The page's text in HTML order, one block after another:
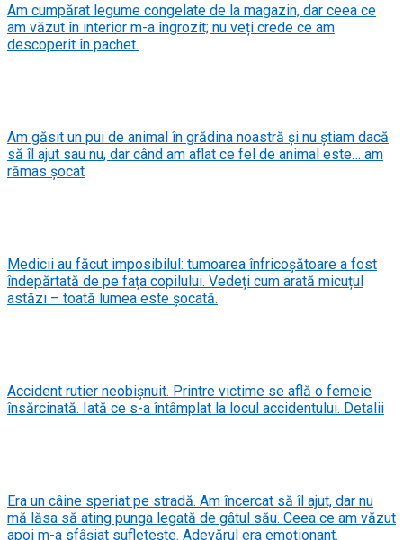
Am cumpărat legume congelate de la magazin, dar ceea ce
am văzut în interior m-a îngrozit; nu veți crede ce am
descoperit în pachet.
Am găsit un pui de animal în grădina noastră și nu știam dacă
să îl ajut sau nu, dar când am aflat ce fel de animal este… am
rămas șocat
Medicii au făcut imposibilul: tumoarea înfricoșătoare a fost
îndepărtată de pe fața copilului. Vedeți cum arată micuțul
astăzi – toată lumea este șocată.
Accident rutier neobișnuit. Printre victime se află o femeie
însărcinată. Iată ce s-a întâmplat la locul accidentului. Detalii
Era un câine speriat pe stradă. Am încercat să îl ajut, dar nu
mă lăsa să ating punga legată de gâtul său. Ceea ce am văzut
apoi m-a sfâșiat sufletește. Adevărul era emoționant.